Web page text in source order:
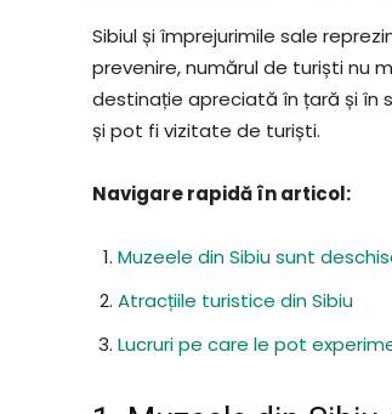
Sibiul și împrejurimile sale
prevenire, numărul de turiști nu
destinație apreciată în țară și în
și pot fi vizitate de turiști.
Navigare rapidă în articol:
Muzeele din Sibiu sunt
Atracțiile turistice din Sibiu
Lucruri pe care le pot